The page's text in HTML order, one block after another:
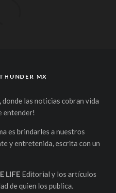
MX
donde las noticias cobran vida
entender!
es brindarles a nuestros
y entretenida, escrita con un
LIFE Editorial y los artículos
de quien los publica.